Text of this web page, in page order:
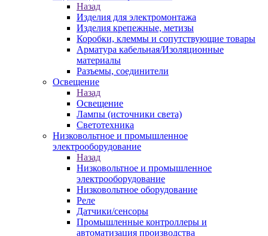
Назад
Изделия для электромонтажа
Изделия крепежные, метизы
Коробки, клеммы и сопутствующие товары
Арматура кабельная/Изоляционные
материалы
Разъемы, соединители
Освещение
Назад
Освещение
Лампы (источники света)
Светотехника
Низковольтное и промышленное
электрооборудование
Назад
Низковольтное и промышленное
электрооборудование
Низковольтное оборудование
Реле
Датчики/сенсоры
Промышленные контроллеры и
автоматизация производства